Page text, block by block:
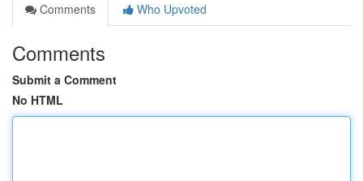
Comments
Who Upvoted
Comments
Submit a Comment
No HTML